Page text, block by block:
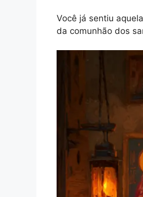
Você já sentiu
da comunhão dos